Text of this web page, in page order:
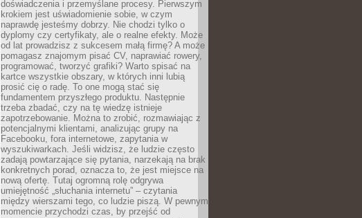
doświadczenia i przemyślane procesy. Pierwszym
krokiem jest uświadomienie sobie, w czym
naprawdę jesteśmy dobrzy. Nie chodzi tylko o
dyplomy czy certyfikaty, ale o realne efekty. Może
od lat prowadzisz z sukcesem małą firmę? A może
pomagasz znajomym pisać CV, naprawiać rowery,
programować, tworzyć grafiki? Warto spisać na
kartce wszystkie obszary, w których inni lubią
prosić cię o radę. To one mogą stać się
fundamentem przyszłego produktu. Następnie
trzeba zbadać, czy na tę wiedzę istnieje
zapotrzebowanie. Można to zrobić, rozmawiając z
potencjalnymi klientami, analizując grupy na
Facebooku, fora internetowe, zapytania w
wyszukiwarkach. Jeśli widzisz, że ludzie często
zadają powtarzające się pytania, narzekają na brak
konkretnych porad, oznacza to, że jest miejsce na
nową ofertę. Tutaj ogromną rolę odgrywa
umiejętność „słuchania internetu” – czytania
między wierszami tego, co ludzie piszą. W pewnym
momencie przychodzi czas, by przejść od